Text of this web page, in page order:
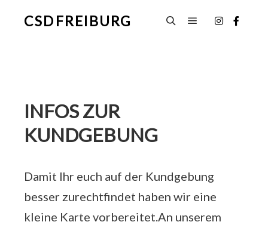
CSD FREIBURG
INFOS ZUR
KUNDGEBUNG
Damit Ihr euch auf der Kundgebung
besser zurechtfindet haben wir eine
kleine Karte vorbereitet.An unserem